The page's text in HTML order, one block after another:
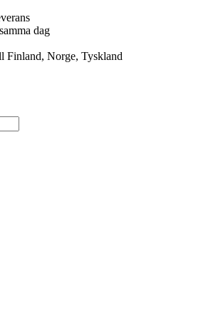
dag
Finland, Norge, Tyskland